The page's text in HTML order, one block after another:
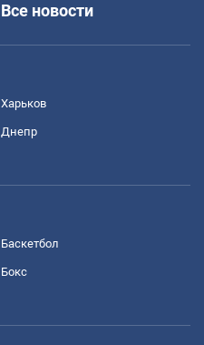
Все новости
Харьков
Днепр
Баскетбол
Бокс